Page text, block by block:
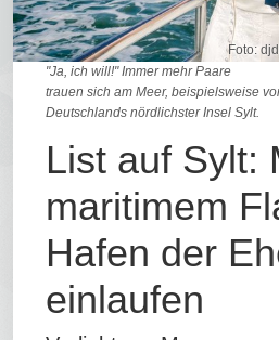
Foto:
"Ja, ich will!" Immer mehr Paare
trauen sich am Meer, beispielsweise
Deutschlands nördlichster Insel Sylt.
List auf Sylt:
maritimem
Hafen der
einlaufen